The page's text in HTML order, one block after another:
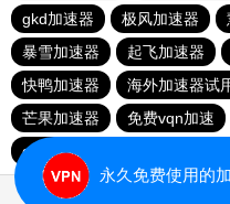
gkd加速器
极风加速器
暴雪加速器
起飞加速器
快鸭加速器
海外加速器试
芒果加速器
免费vqn加速
gkd加速器
永久免费使用的